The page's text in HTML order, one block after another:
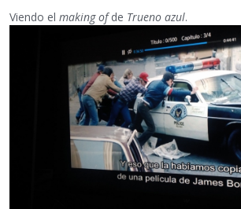
Viendo el making ofde Trueno azul.